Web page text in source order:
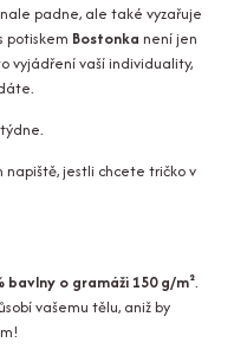
padne, ale také vyzařuje
potiskem Bostonka není jen
vyjádření vaší individuality,
napiště, jestli chcete tričko v
bavlny o gramáži 150 g/m².
vašemu tělu, aniž by